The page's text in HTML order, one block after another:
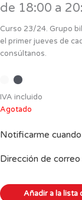
de 18:00 a
Curso 23/24. Grupo
el primer jueves de
consúltanos.
IVA incluido
Agotado
Notificarme
Dirección de